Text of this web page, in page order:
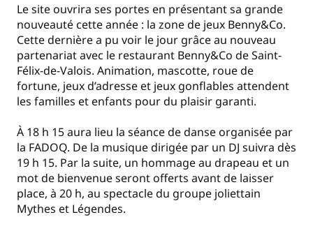
Le site ouvrira ses portes en présentant sa grande
nouveauté cette année : la zone de jeux Benny&Co.
Cette dernière a pu voir le jour grâce au nouveau
partenariat avec le restaurant Benny&Co de Saint-
Félix-de-Valois. Animation, mascotte, roue de
fortune, jeux d’adresse et jeux gonflables attendent
les familles et enfants pour du plaisir garanti.
À 18 h 15 aura lieu la séance de danse organisée par
la FADOQ. De la musique dirigée par un DJ suivra dès
19 h 15. Par la suite, un hommage au drapeau et un
mot de bienvenue seront offerts avant de laisser
place, à 20 h, au spectacle du groupe joliettain
Mythes et Légendes.